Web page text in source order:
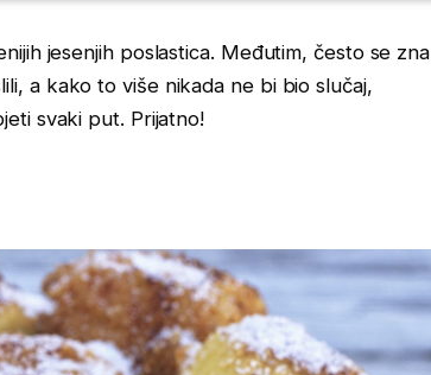
jesenjih poslastica. Međutim, često se zna
a kako to više nikada ne bi bio slučaj,
svaki put. Prijatno!